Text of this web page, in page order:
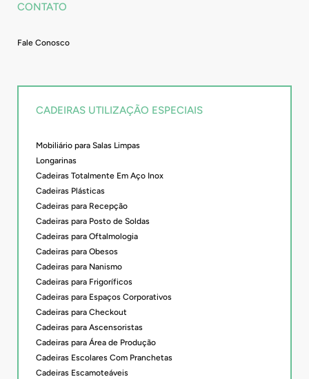
CONTATO
Fale Conosco
CADEIRAS UTILIZAÇÃO ESPECIAIS
Mobiliário para Salas Limpas
Longarinas
Cadeiras Totalmente Em Aço Inox
Cadeiras Plásticas
Cadeiras para Recepção
Cadeiras para Posto de Soldas
Cadeiras para Oftalmologia
Cadeiras para Obesos
Cadeiras para Nanismo
Cadeiras para Frigoríficos
Cadeiras para Espaços Corporativos
Cadeiras para Checkout
Cadeiras para Ascensoristas
Cadeiras para Área de Produção
Cadeiras Escolares Com Pranchetas
Cadeiras Escamoteáveis